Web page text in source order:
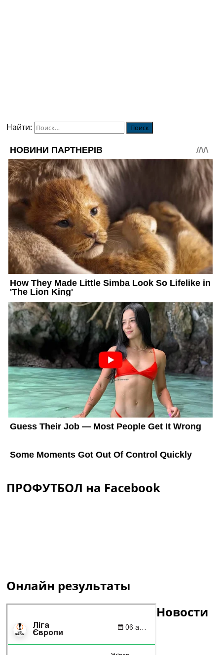
Найти:
ПРОФУТБОЛ на Facebook
Онлайн результаты
Новости